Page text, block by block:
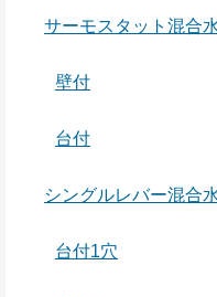
サーモスタット混合
壁付
台付
シングルレバー混合
台付1穴